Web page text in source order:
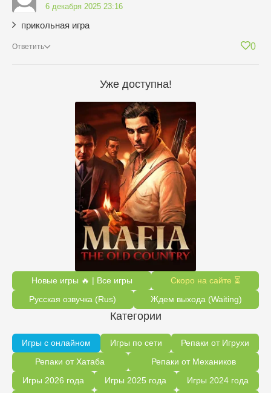
6 декабря 2025 23:16
прикольная игра
Ответить 0
Уже доступна!
Новые игры 🔥 | Все игры
Скоро на сайте ⏳
Русская озвучка (Rus)
Ждем выхода (Waiting)
Категории
Игры с онлайном Игры по сети
Репаки от Игрухи
Репаки от Хатаба
Репаки от Механиков
Игры 2026 года
Игры 2025 года
Игры 2024 года